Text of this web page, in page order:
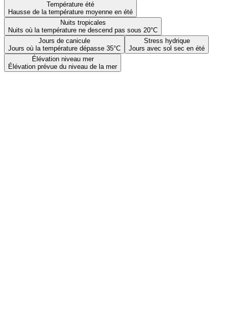
Température été
Hausse de la température moyenne en été
Nuits tropicales
Nuits où la température ne descend pas sous 20°C
Jours de canicule
Jours où la température dépasse 35°C
Stress hydrique
Jours avec sol sec en été
Élévation niveau mer
Élévation prévue du niveau de la mer